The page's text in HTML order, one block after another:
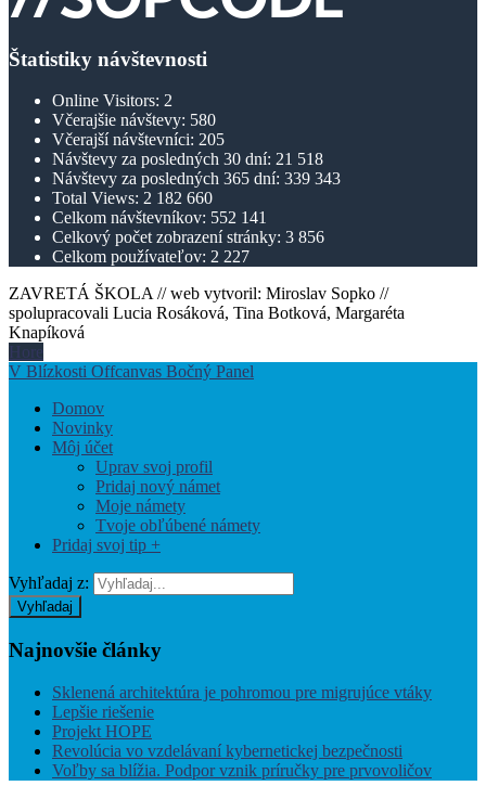
Štatistiky návštevnosti
Online Visitors: 2
Včerajšie návštevy: 580
Včerajší návštevníci: 205
Návštevy za posledných 30 dní: 21 518
Návštevy za posledných 365 dní: 339 343
Total Views: 2 182 660
Celkom návštevníkov: 552 141
Celkový počet zobrazení stránky: 3 856
Celkom používateľov: 2 227
ZAVRETÁ ŠKOLA // web vytvoril: Miroslav Sopko //
spolupracovali Lucia Rosáková, Tina Botková, Margaréta
Knapíková
Hore
V Blízkosti Offcanvas Bočný Panel
Domov
Novinky
Môj účet
Uprav svoj profil
Pridaj nový námet
Moje námety
Tvoje obľúbené námety
Pridaj svoj tip +
Vyhľadaj z:
Vyhľadaj
Najnovšie články
Sklenená architektúra je pohromou pre migrujúce vtáky
Lepšie riešenie
Projekt HOPE
Revolúcia vo vzdelávaní kybernetickej bezpečnosti
Voľby sa blížia. Podpor vznik príručky pre prvovoličov